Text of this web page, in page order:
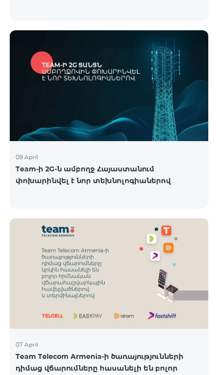
09 April
Team-ի 2G-ն ամբողջ Հայաստանում
փոխարինվել է նոր տեխնոլոգիաներով
07 April
Team Telecom Armenia-ի ծառայությունների
դիմաց վճարումները հասանելի են բոլոր